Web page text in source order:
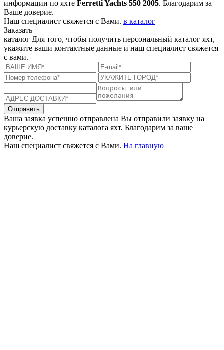
информации по яхте Ferretti Yachts 550 2005. Благодарим за
Ваше доверие.
Наш специалист свяжется с Вами. в каталог
Заказать
каталог Для того, чтобы получить персональный каталог яхт,
укажите ваши контактные данные и наш специалист свяжется
с вами.
Отправить
Ваша заявка успешно отправлена Вы отправили заявку на
курьерскую доставку каталога яхт. Благодарим за ваше
доверие.
Наш специалист свяжется с Вами. На главную